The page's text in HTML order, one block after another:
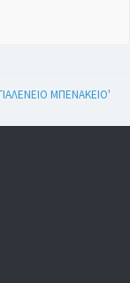
ΜΠΕΝΑΚΕΙΟ'